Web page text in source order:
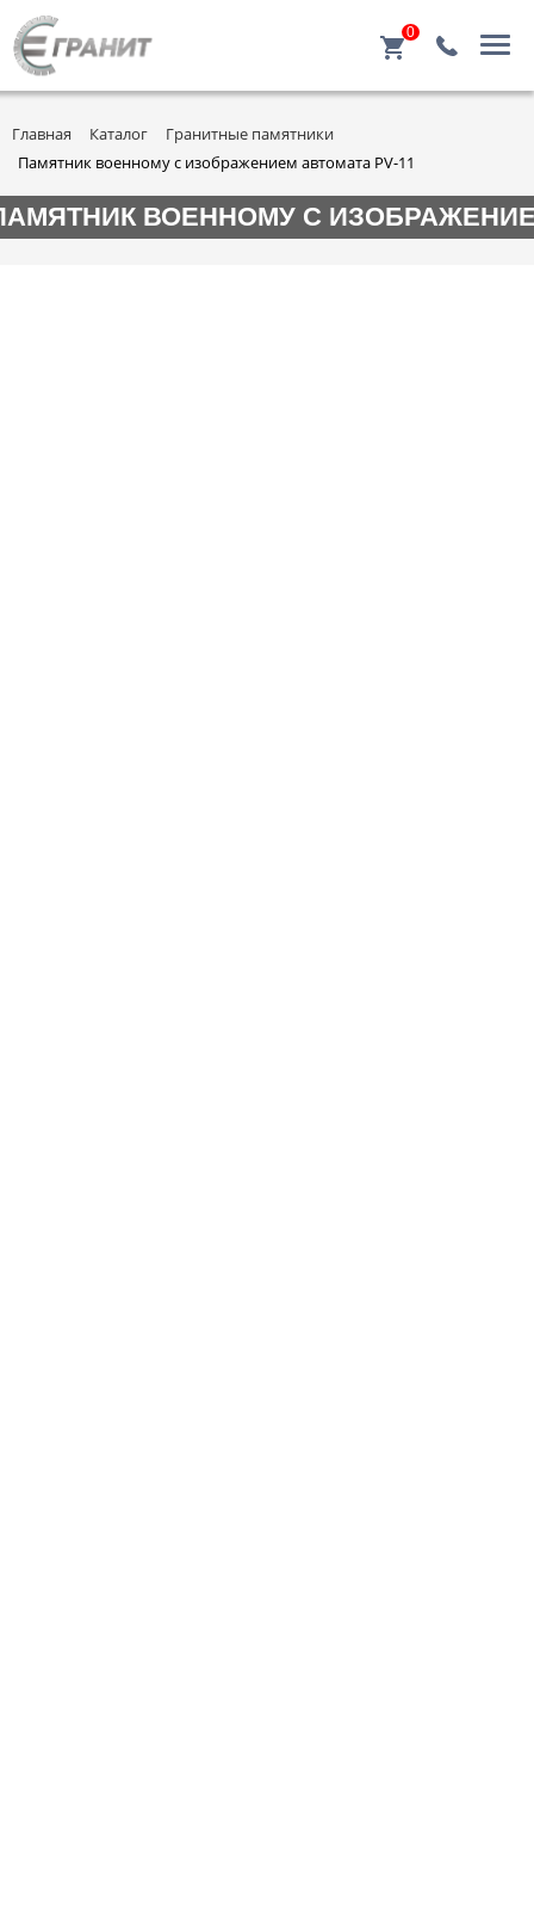
0
Главная Каталог
Гранитные памятники
Памятник военному с изображением автомата PV-11
ВОЕННОМУ С